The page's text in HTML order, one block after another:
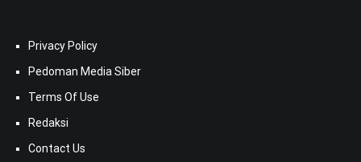
Privacy Policy
Pedoman Media Siber
Terms Of Use
Redaksi
Contact Us